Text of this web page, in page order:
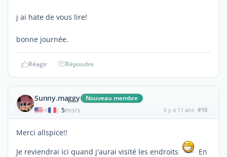
j ai hate de vous lire!
bonne journée.
Réagir Répondre
Sunny.maggy Nouveau membre
| 5POSTS il y a 11 ans #10
Merci allspice!!
Je reviendrai ici quand j'aurai visité les endroits
En